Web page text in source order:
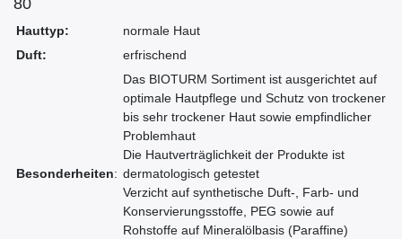
80
Hauttyp:
normale Haut
Duft:
erfrischend
Besonderheiten:
Das BIOTURM Sortiment ist ausgerichtet auf
optimale Hautpflege und Schutz von trockener
bis sehr trockener Haut sowie empfindlicher
Problemhaut
Die Hautverträglichkeit der Produkte ist
dermatologisch getestet
Verzicht auf synthetische Duft-, Farb- und
Konservierungsstoffe, PEG sowie auf
Rohstoffe auf Mineralölbasis (Paraffine)